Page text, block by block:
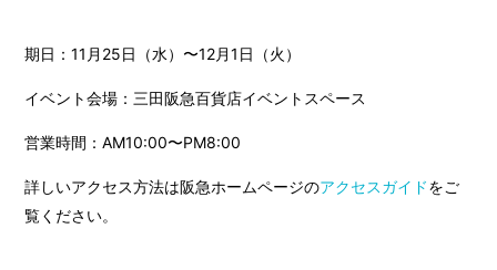
期日：11月25日（水）〜12月1日（火）
イベント会場：三田阪急百貨店イベントスペース
営業時間：AM10:00〜PM8:00
詳しいアクセス方法は阪急ホームページのアクセスガイドをご
覧ください。